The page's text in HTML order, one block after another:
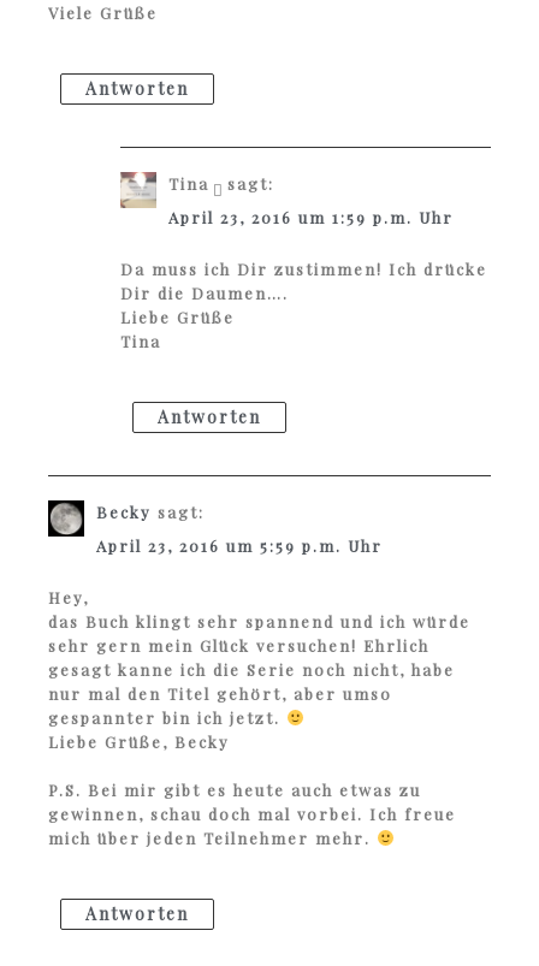
Viele Grüße
Antworten
Tina
sagt:
April 23, 2016 um 1:59 p.m. Uhr
Da muss ich Dir zustimmen! Ich drücke
Dir die Daumen….
Liebe Grüße
Tina
Antworten
Becky sagt:
April 23, 2016 um 5:59 p.m. Uhr
Hey,
das Buch klingt sehr spannend und ich würde
sehr gern mein Glück versuchen! Ehrlich
gesagt kanne ich die Serie noch nicht, habe
nur mal den Titel gehört, aber umso
gespannter bin ich jetzt.
Liebe Grüße, Becky
P.S. Bei mir gibt es heute auch etwas zu
gewinnen, schau doch mal vorbei. Ich freue
mich über jeden Teilnehmer mehr.
Antworten